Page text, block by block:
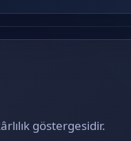
göstergesidir.